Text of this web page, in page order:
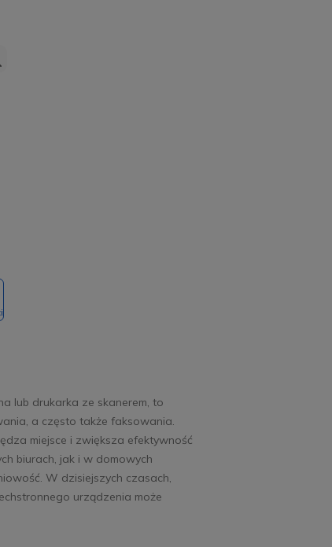
lub drukarka ze skanerem, to
a często także faksowania.
miejsce i zwiększa efektywność
biurach, jak i w domowych
W dzisiejszych czasach,
urządzenia może